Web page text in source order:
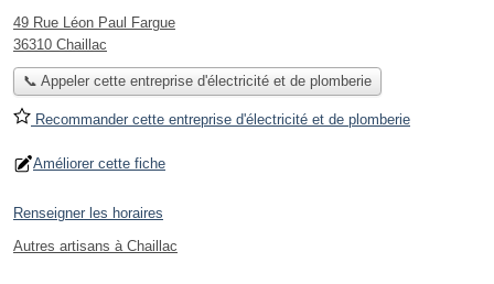
49 Rue Léon Paul Fargue
36310 Chaillac
📞 Appeler cette entreprise d'électricité et de plomberie
Recommander cette entreprise d'électricité et de plomberie
Améliorer cette fiche
Renseigner les horaires
Autres artisans à Chaillac